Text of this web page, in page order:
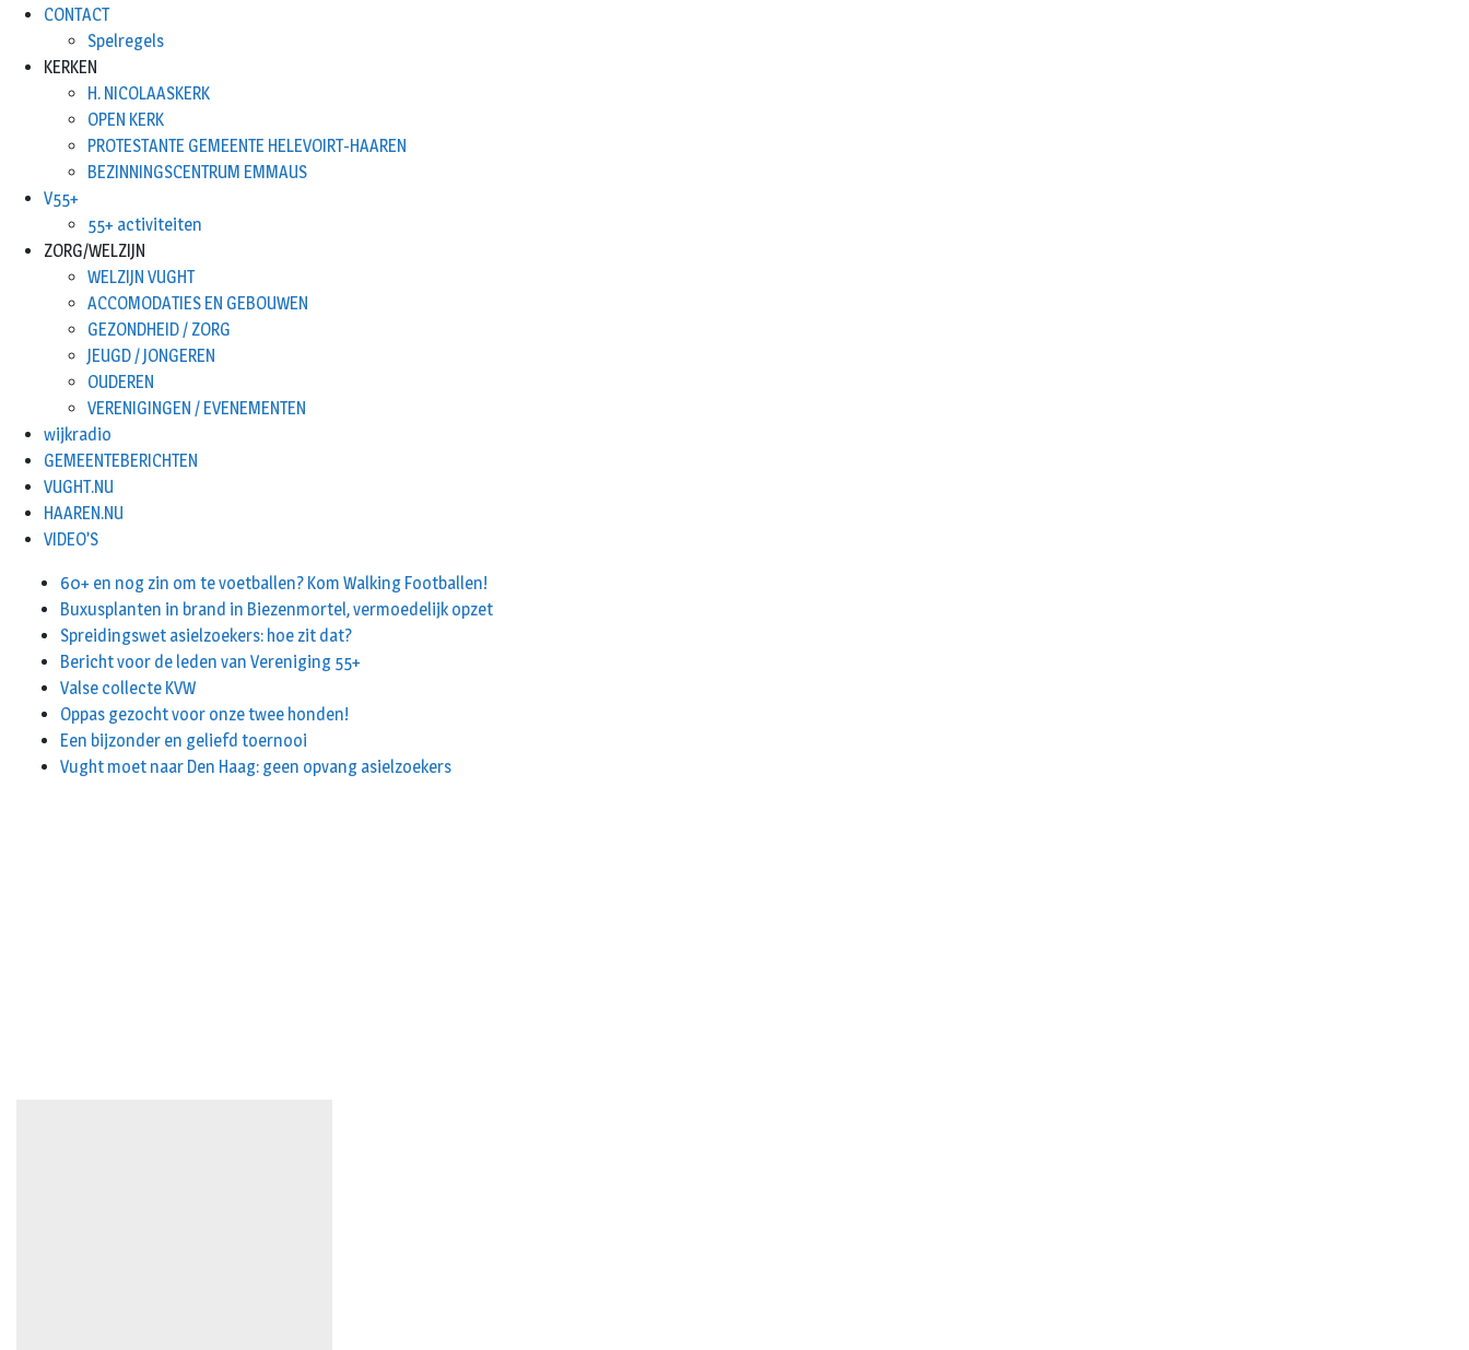
CONTACT
Spelregels
KERKEN
H. NICOLAASKERK
OPEN KERK
PROTESTANTE GEMEENTE HELEVOIRT-HAAREN
BEZINNINGSCENTRUM EMMAUS
V55+
55+ activiteiten
ZORG/WELZIJN
WELZIJN VUGHT
ACCOMODATIES EN GEBOUWEN
GEZONDHEID / ZORG
JEUGD / JONGEREN
OUDEREN
VERENIGINGEN / EVENEMENTEN
wijkradio
GEMEENTEBERICHTEN
VUGHT.NU
HAAREN.NU
VIDEO’S
60+ en nog zin om te voetballen? Kom Walking Footballen!
Buxusplanten in brand in Biezenmortel, vermoedelijk opzet
Spreidingswet asielzoekers: hoe zit dat?
Bericht voor de leden van Vereniging 55+
Valse collecte KVW
Oppas gezocht voor onze twee honden!
Een bijzonder en geliefd toernooi
Vught moet naar Den Haag: geen opvang asielzoekers